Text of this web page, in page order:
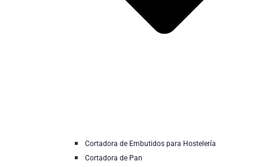
Cortadora de Embutidos para Hostelería
Cortadora de Pan